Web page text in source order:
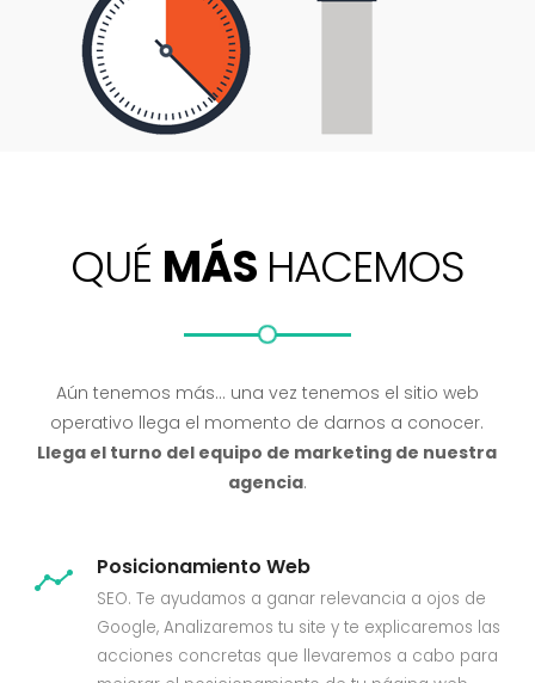
QUÉ MÁS HACEMOS
Aún tenemos más… una vez tenemos el sitio web
operativo llega el momento de darnos a conocer.
Llega el turno del equipo de marketing de nuestra
agencia.
Posicionamiento Web
SEO. Te ayudamos a ganar relevancia a ojos de
Google, Analizaremos tu site y te explicaremos las
acciones concretas que llevaremos a cabo para